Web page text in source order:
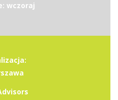
wczoraj